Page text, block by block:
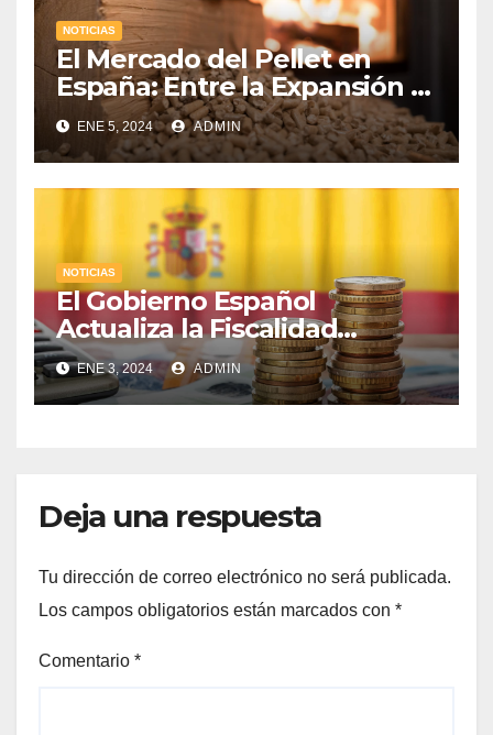
NOTICIAS
El Mercado del Pellet en
España: Entre la Expansión y
los Desafíos Económicos
ENE 5, 2024 ADMIN
NOTICIAS
El Gobierno Español
Actualiza la Fiscalidad
Energética: Impuestos,
Protección al Consumidor y
Apoyo a la Industria
ENE 3, 2024 ADMIN
Deja una respuesta
Tu dirección de correo electrónico no será publicada.
Los campos obligatorios están marcados con *
Comentario *